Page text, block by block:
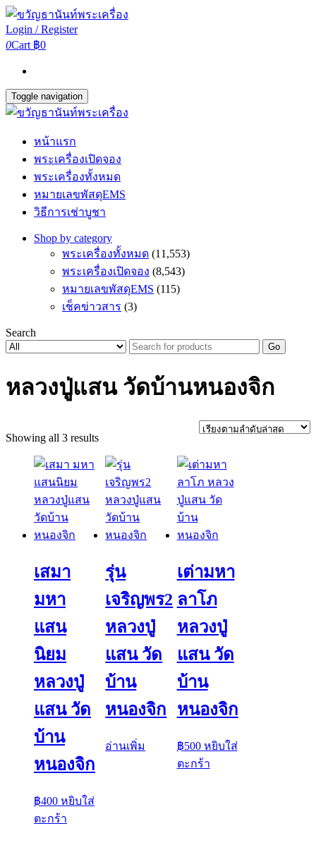
Login / Register
0Cart ฿0
Toggle navigation
หน้าแรก
พระเครื่องเปิดจอง
พระเครื่องทั้งหมด
หมายเลขพัสดุEMS
วิธีการเช่าบูชา
Shop by category
พระเครื่องทั้งหมด (11,553)
พระเครื่องเปิดจอง (8,543)
หมายเลขพัสดุEMS (115)
เช็คข่าวสาร (3)
Search
Go
หลวงปู่แสน วัดบ้านหนองจิก
Showing all 3 resultsSorted
latest
เสมา
มหา
แสน
นิยม
หลวงปู่
แสน วัด
บ้าน
หนองจิก
฿400 หยิบใส่
ตะกร้า
รุ่น
เจริญพร2
หลวงปู่
แสน วัด
บ้าน
หนองจิก
อ่านเพิ่ม
เต่ามหา
ลาโภ
หลวงปู่
แสน วัด
บ้าน
หนองจิก
฿500 หยิบใส่
ตะกร้า